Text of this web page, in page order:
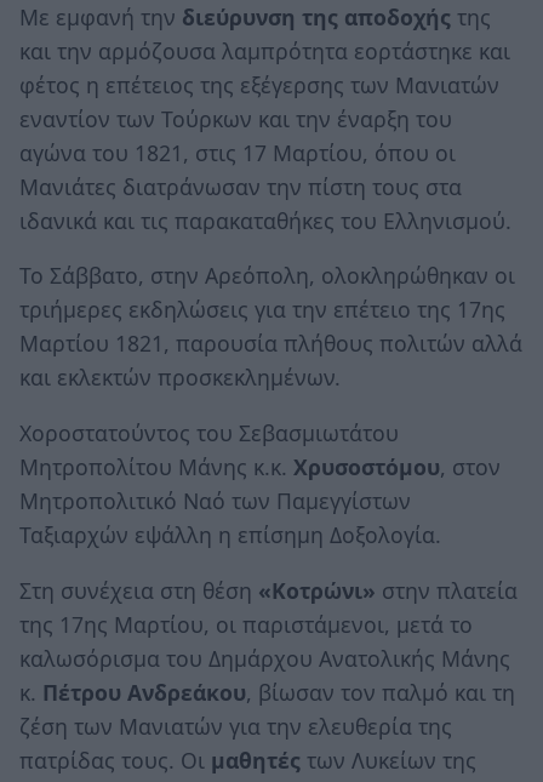
Με εμφανή την διεύρυνση της αποδοχής της
και την αρμόζουσα λαμπρότητα εορτάστηκε και
φέτος η επέτειος της εξέγερσης των Μανιατών
εναντίον των Τούρκων και την έναρξη του
αγώνα του 1821, στις 17 Μαρτίου, όπου οι
Μανιάτες διατράνωσαν την πίστη τους στα
ιδανικά και τις παρακαταθήκες του Ελληνισμού.
Το Σάββατο, στην Αρεόπολη, ολοκληρώθηκαν οι
τριήμερες εκδηλώσεις για την επέτειο της 17ης
Μαρτίου 1821, παρουσία πλήθους πολιτών αλλά
και εκλεκτών προσκεκλημένων.
Χοροστατούντος του Σεβασμιωτάτου
Μητροπολίτου Μάνης κ.κ. Χρυσοστόμου, στον
Μητροπολιτικό Ναό των Παμεγγίστων
Ταξιαρχών εψάλλη η επίσημη Δοξολογία.
Στη συνέχεια στη θέση «Κοτρώνι» στην πλατεία
της 17ης Μαρτίου, οι παριστάμενοι, μετά το
καλωσόρισμα του Δημάρχου Ανατολικής Μάνης
κ. Πέτρου Ανδρεάκου, βίωσαν τον παλμό και τη
ζέση των Μανιατών για την ελευθερία της
πατρίδας τους. Οι μαθητές των Λυκείων της